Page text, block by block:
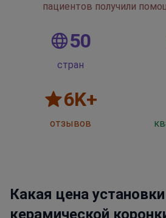
пациентов получили
50
стран
6K+
отзывов
Какая цена установки
керамической